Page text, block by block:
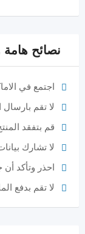
نصائح
اجتمع في
لا تقم
قم بتفقد
لا تشارك
احذر وتأكد
لا تقم بدفع